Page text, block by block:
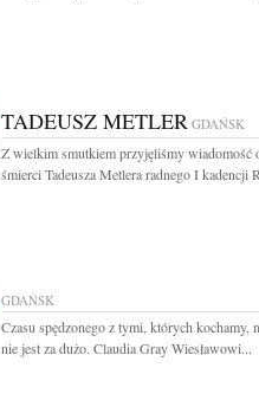
TADEUSZ METLER GDAŃSK
Z wielkim smutkiem przyjęliśmy wiadomość
śmierci Tadeusza Metlera radnego I kadencji
GDAŃSK
Czasu spędzonego z tymi, których kochamy,
nie jest za dużo. Claudia Gray Wiesławowi...